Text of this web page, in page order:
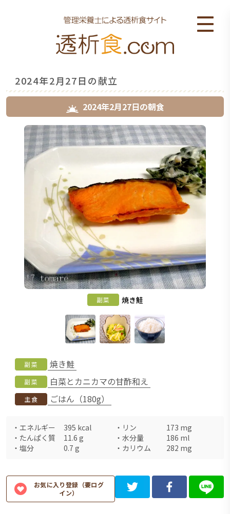
2024年2月27日の献立
2024年2月27日の朝食
副菜 焼き鮭
副菜 焼き鮭
副菜 白菜とカニカマの甘酢和え
主食 ごはん（180g）
・ エネルギー 395 kcal ・ リン 173 mg
・ たんぱく質 11.6 g ・ 水分量 186 ml
・ 塩分 0.7 g ・ カリウム 282 mg
お気に入り登録（要ログ
イン）